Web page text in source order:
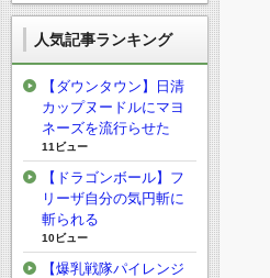
人気記事ランキング
【ダウンタウン】日清
カップヌードルにマヨ
ネーズを流行らせた
11ビュー
【ドラゴンボール】フ
リーザ自分の気円斬に
斬られる
10ビュー
【爆乳戦隊パイレンジ